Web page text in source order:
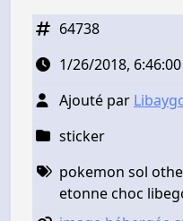
64738
1/26/2018,
Ajouté par
sticker
pokemon sol
etonne choc